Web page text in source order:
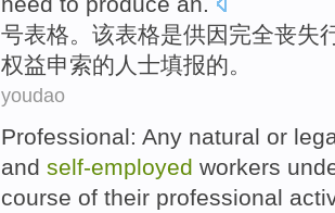
号表格。该表格是供因完全丧失
权益申索的 人士填报的。
youdao
Professional: Any natural or
and self-employed workers
course of their professional